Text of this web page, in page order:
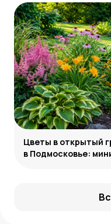
Цветы в открытый
в Подмосковье: